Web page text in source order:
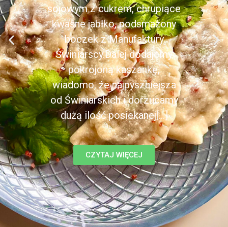
sojowym z cukrem, chrupiące
kwaśne jabłko, podsmażony
boczek z Manufaktury
Świniarscy.Dalej dodajemy
pokrojoną kaszankę,
wiadomo, że najpyszniejsza
od Świniarskich i dorzucamy
dużą ilość posiekanej[...]
CZYTAJ WIĘCEJ